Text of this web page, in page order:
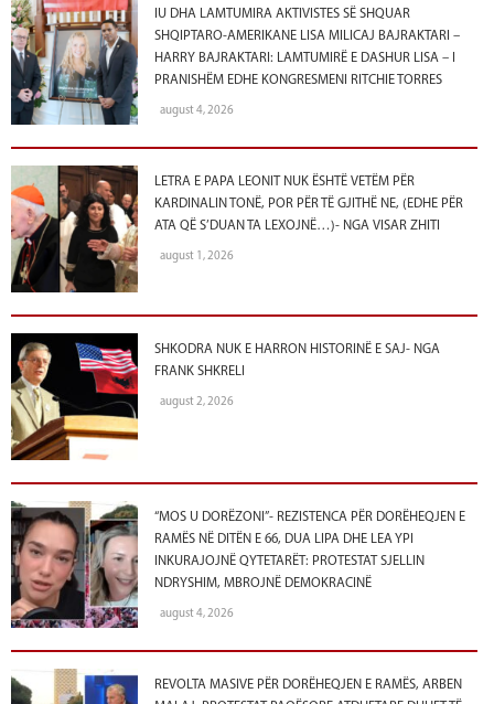
IU DHA LAMTUMIRA AKTIVISTES SË SHQUAR
SHQIPTARO-AMERIKANE LISA MILICAJ BAJRAKTARI –
HARRY BAJRAKTARI: LAMTUMIRË E DASHUR LISA – I
PRANISHËM EDHE KONGRESMENI RITCHIE TORRES
august 4, 2026
LETRA E PAPA LEONIT NUK ËSHTË VETËM PËR
KARDINALIN TONË, POR PËR TË GJITHË NE, (EDHE PËR
ATA QË S’DUAN TA LEXOJNË…)- NGA VISAR ZHITI
august 1, 2026
SHKODRA NUK E HARRON HISTORINË E SAJ- NGA
FRANK SHKRELI
august 2, 2026
“MOS U DORËZONI”- REZISTENCA PËR DORËHEQJEN E
RAMËS NË DITËN E 66, DUA LIPA DHE LEA YPI
INKURAJOJNË QYTETARËT: PROTESTAT SJELLIN
NDRYSHIM, MBROJNË DEMOKRACINË
august 4, 2026
REVOLTA MASIVE PËR DORËHEQJEN E RAMËS, ARBEN